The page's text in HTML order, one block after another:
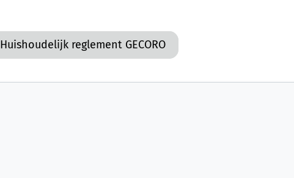
Huishoudelijk reglement GECORO